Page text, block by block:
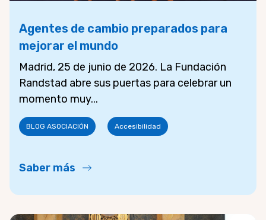
Agentes de cambio preparados para
mejorar el mundo
Madrid, 25 de junio de 2026. La Fundación
Randstad abre sus puertas para celebrar un
momento muy...
BLOG ASOCIACIÓN Accesibilidad
Saber más